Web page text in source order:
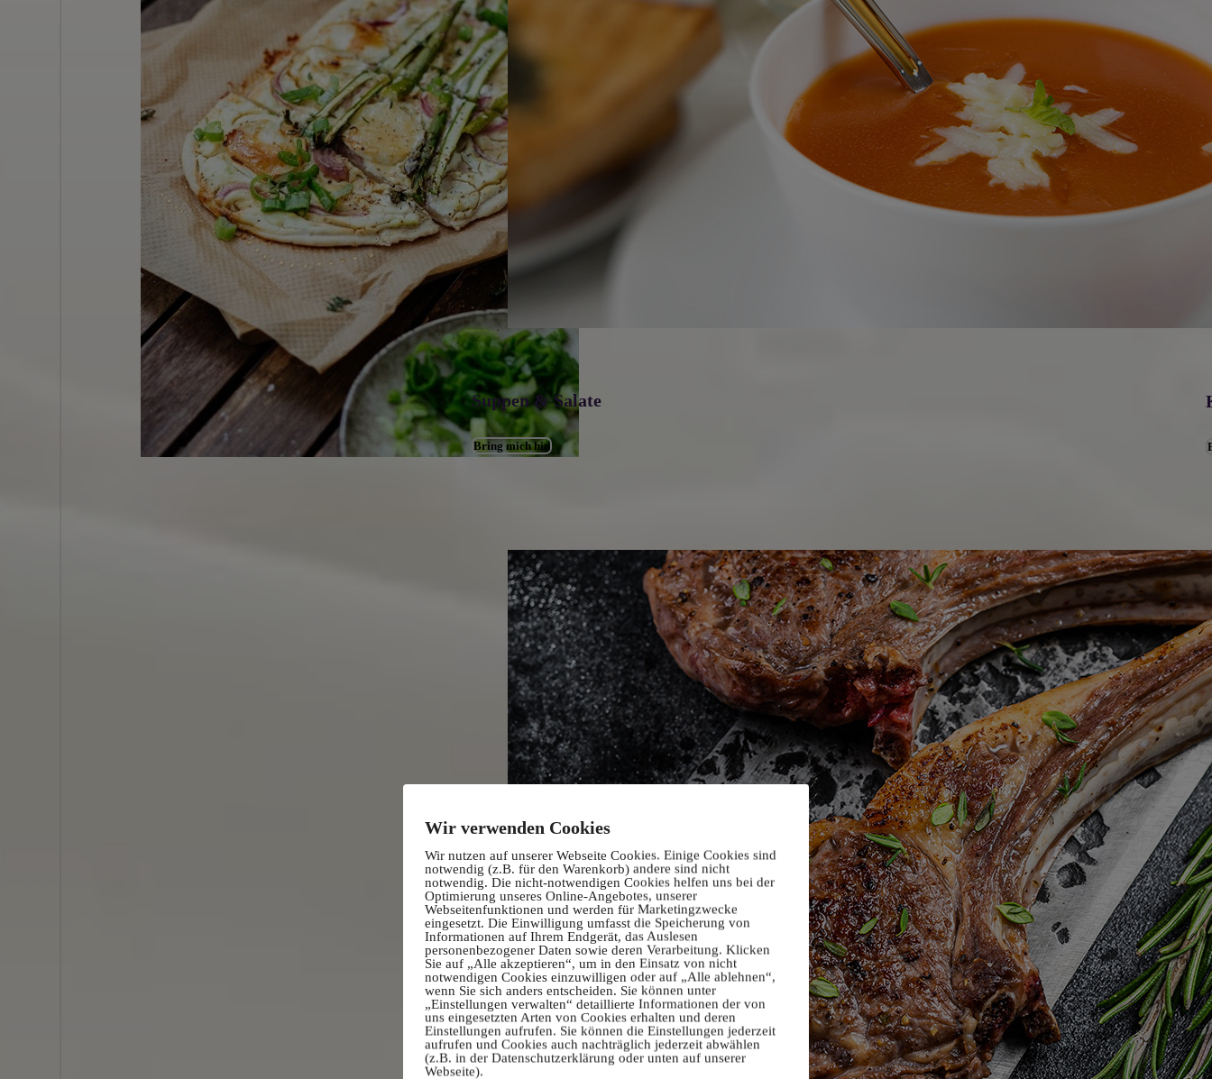
Suppen & Salate
Bring mich hin
Wir verwenden Cookies
Wir nutzen auf unserer Webseite Cookies. Einige Cookies sind
notwendig (z.B. für den Warenkorb) andere sind nicht
notwendig. Die nicht-notwendigen Cookies helfen uns bei der
Optimierung unseres Online-Angebotes, unserer
Webseitenfunktionen und werden für Marketingzwecke
eingesetzt. Die Einwilligung umfasst die Speicherung von
Informationen auf Ihrem Endgerät, das Auslesen
personenbezogener Daten sowie deren Verarbeitung. Klicken
Sie auf „Alle akzeptieren“, um in den Einsatz von nicht
notwendigen Cookies einzuwilligen oder auf „Alle ablehnen“,
wenn Sie sich anders entscheiden. Sie können unter
„Einstellungen verwalten“ detaillierte Informationen der von
uns eingesetzten Arten von Cookies erhalten und deren
Einstellungen aufrufen. Sie können die Einstellungen jederzeit
aufrufen und Cookies auch nachträglich jederzeit abwählen
(z.B. in der Datenschutzerklärung oder unten auf unserer
Webseite).